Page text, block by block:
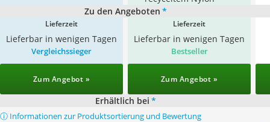
Zu den Angeboten *
Lieferzeit
Lieferbar in wenigen Tagen
Lieferzeit
Lieferbar in wenigen Tagen
Vergleichssieger
Zum Angebot »
Bestseller
Zum Angebot »
Erhältlich bei *
ⓘ Informationen zur Produktsortierung und Bewertung